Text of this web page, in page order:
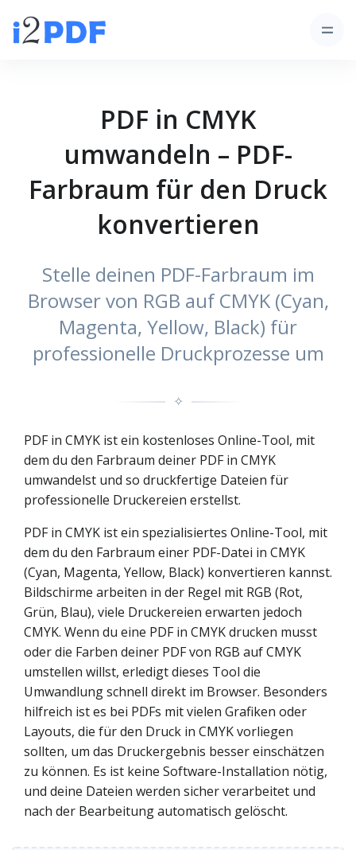
PDF in CMYK
umwandeln – PDF-
Farbraum für den Druck
konvertieren
Stelle deinen PDF-Farbraum im
Browser von RGB auf CMYK (Cyan,
Magenta, Yellow, Black) für
professionelle Druckprozesse um
✧
PDF in CMYK ist ein kostenloses Online-Tool, mit
dem du den Farbraum deiner PDF in CMYK
umwandelst und so druckfertige Dateien für
professionelle Druckereien erstellst.
PDF in CMYK ist ein spezialisiertes Online-Tool, mit
dem du den Farbraum einer PDF-Datei in CMYK
(Cyan, Magenta, Yellow, Black) konvertieren kannst.
Bildschirme arbeiten in der Regel mit RGB (Rot,
Grün, Blau), viele Druckereien erwarten jedoch
CMYK. Wenn du eine PDF in CMYK drucken musst
oder die Farben deiner PDF von RGB auf CMYK
umstellen willst, erledigt dieses Tool die
Umwandlung schnell direkt im Browser. Besonders
hilfreich ist es bei PDFs mit vielen Grafiken oder
Layouts, die für den Druck in CMYK vorliegen
sollten, um das Druckergebnis besser einschätzen
zu können. Es ist keine Software-Installation nötig,
und deine Dateien werden sicher verarbeitet und
nach der Bearbeitung automatisch gelöscht.